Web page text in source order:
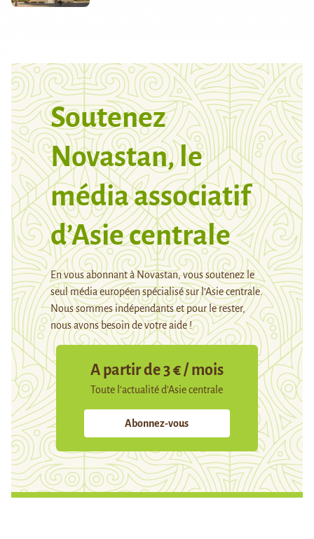
Soutenez
Novastan, le
média associatif
d’Asie centrale
En vous abonnant à Novastan, vous soutenez le
seul média européen spécialisé sur l’Asie centrale.
Nous sommes indépendants et pour le rester,
nous avons besoin de votre aide !
A partir de 3 € / mois
Toute l’actualité d’Asie centrale
Abonnez-vous